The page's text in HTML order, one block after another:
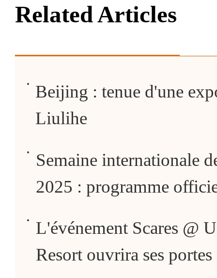
Related Articles
Beijing : tenue d'une
Liulihe
Semaine internationale
2025 : programme
L'événement Scares @
Resort ouvrira ses